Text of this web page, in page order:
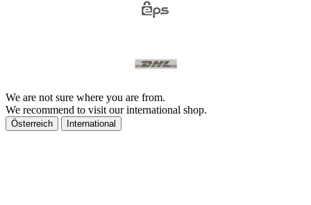
We are not sure where you are from.
We recommend to visit our international shop.
Österreich International